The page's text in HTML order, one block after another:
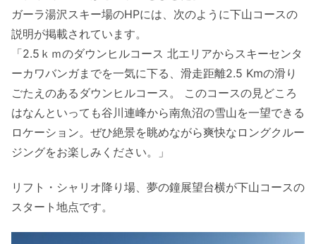
ガーラ湯沢スキー場のHPには、次のように下山コースの
説明が掲載されています。
「2.5ｋｍのダウンヒルコース 北エリアからスキーセンタ
ーカワバンガまでを一気に下る、滑走距離2.5 Kmの滑り
ごたえのあるダウンヒルコース。 このコースの見どころ
はなんといっても谷川連峰から南魚沼の雪山を一望できる
ロケーション。ぜひ絶景を眺めながら爽快なロングクルー
ジングをお楽しみください。」
リフト・シャリオ降り場、夢の鐘展望台横が下山コースの
スタート地点です。